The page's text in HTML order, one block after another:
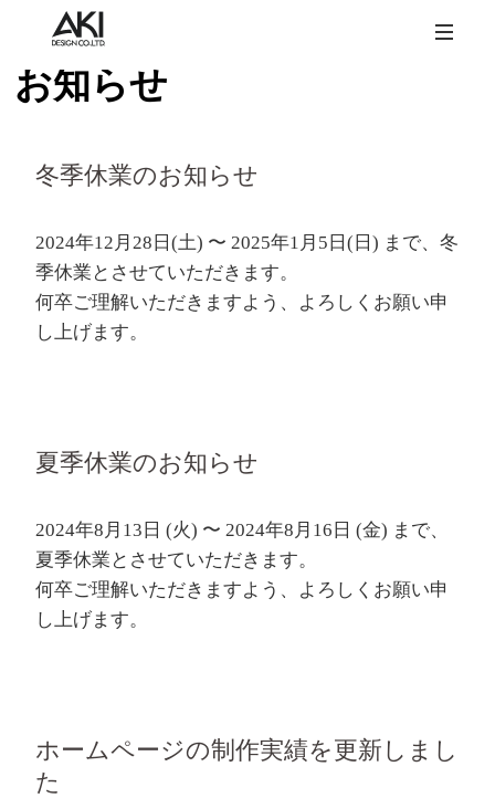
お知らせ
冬季休業のお知らせ
2024年12月28日(土) 〜 2025年1月5日(日) まで、冬
季休業とさせていただきます。
何卒ご理解いただきますよう、よろしくお願い申
し上げます。
夏季休業のお知らせ
2024年8月13日 (火) 〜 2024年8月16日 (金) まで、
夏季休業とさせていただきます。
何卒ご理解いただきますよう、よろしくお願い申
し上げます。
ホームページの制作実績を更新しまし
た